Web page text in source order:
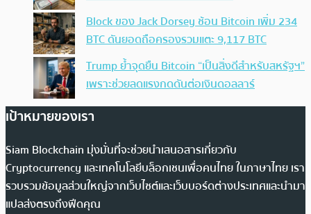
Block ของ Jack Dorsey ช้อน Bitcoin เพิ่ม 234
BTC ดันยอดถือครองรวมแตะ 9,117 BTC
Trump ย้ำจุดยืน Bitcoin “เป็นสิ่งดีสำหรับสหรัฐฯ”
เพราะช่วยลดแรงกดดันต่อเงินดอลลาร์
เป้าหมายของเรา
Siam Blockchain มุ่งมั่นที่จะช่วยนำเสนอสารเกี่ยวกับ
Cryptocurrency และเทคโนโลยีบล็อกเชนเพื่อคนไทย ในภาษาไทย เรา
รวบรวมข้อมูลส่วนใหญ่จากเว็บไซต์และเว็บบอร์ดต่างประเทศและนำมา
แปลส่งตรงถึงฟีดคุณ